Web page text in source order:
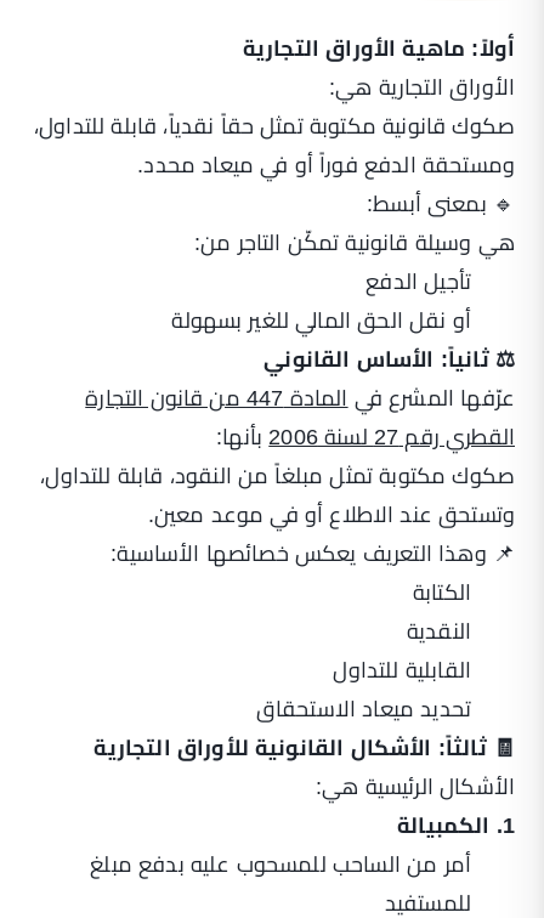
أولاً: ماهية الأوراق التجارية
الأوراق التجارية هي:
صكوك قانونية مكتوبة تمثل حقاً نقدياً، قابلة للتداول،
ومستحقة الدفع فوراً أو في ميعاد محدد.
🔹 بمعنى أبسط:
هي وسيلة قانونية تمكّن التاجر من:
تأجيل الدفع
أو نقل الحق المالي للغير بسهولة
⚖️ ثانياً: الأساس القانوني
عرّفها المشرع في
المادة 447 من قانون التجارة
القطري رقم 27 لسنة 2006
بأنها:
صكوك مكتوبة تمثل مبلغاً من النقود، قابلة للتداول،
وتستحق عند الاطلاع أو في موعد معين.
📌 وهذا التعريف يعكس خصائصها الأساسية:
الكتابة
النقدية
القابلية للتداول
تحديد ميعاد الاستحقاق
🧾 ثالثاً: الأشكال القانونية للأوراق التجارية
الأشكال الرئيسية هي:
1. الكمبيالة
أمر من الساحب للمسحوب عليه بدفع مبلغ
للمستفيد